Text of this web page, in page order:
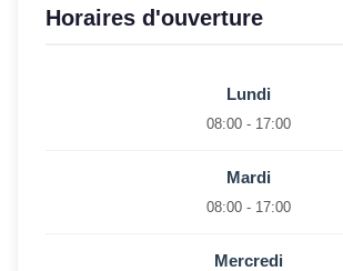
Horaires d'ouverture
Lundi
08:00 - 17:00
Mardi
08:00 - 17:00
Mercredi